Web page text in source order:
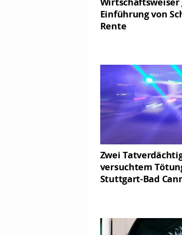
Einführung von
Rente
Zwei
versuchtem
Stuttgart-Bad